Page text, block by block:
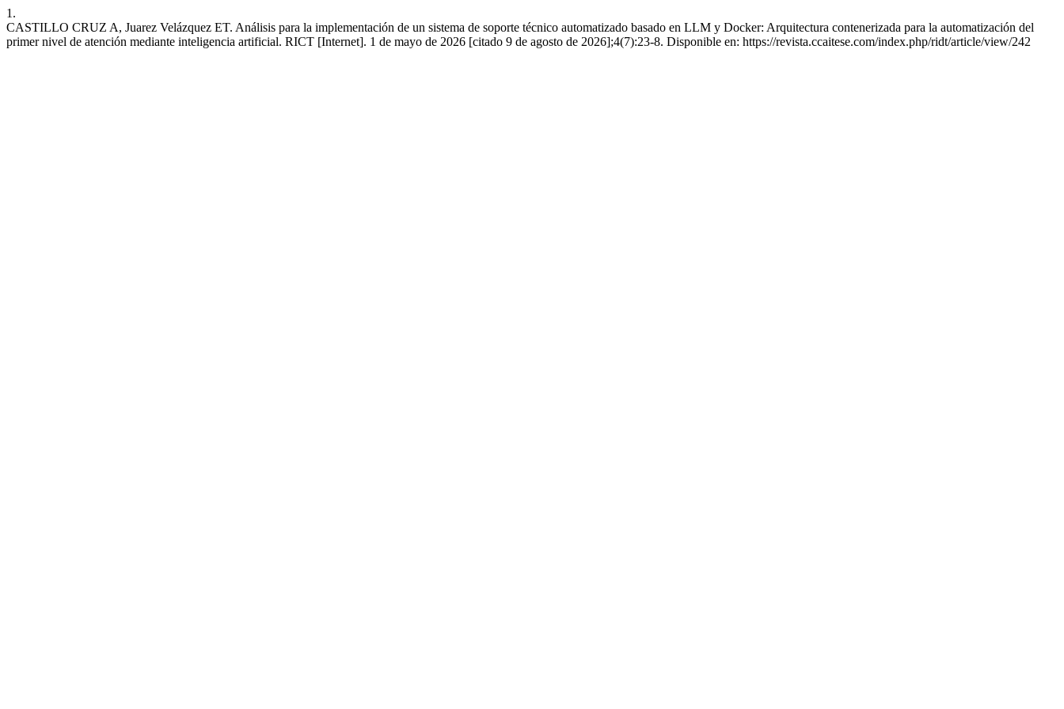
1.
CASTILLO CRUZ A, Juarez Velázquez ET. Análisis para la implementación de un sistema de soporte técnico automatizado basado en LLM y Docker: Arquitectura contenerizada para la automatización del
primer nivel de atención mediante inteligencia artificial. RICT [Internet]. 1 de mayo de 2026 [citado 9 de agosto de 2026];4(7):23-8. Disponible en: https://revista.ccaitese.com/index.php/ridt/article/view/242